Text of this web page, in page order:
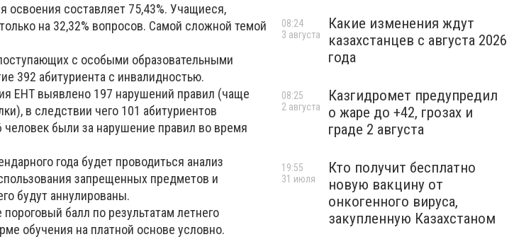
освоения составляет 75,43%. Учащиеся,
на 32,32% вопросов. Самой сложной темой
с особыми образовательными
392 абитуриента с инвалидностью.
ЕНТ выявлено 197 нарушений правил (чаще
в следствии чего 101 абитуриентов
были за нарушение правил во время
года будет проводиться анализ
запрещенных предметов и
будут аннулированы.
балл по результатам летнего
обучения на платной основе условно.
Какие изменения ждут
казахстанцев с августа 2026
года
08:24
3 августа
Казгидромет предупредил
о жаре до +42, грозах и
граде 2 августа
08:25
2 августа
Кто получит бесплатно
новую вакцину от
онкогенного вируса,
закупленную Казахстаном
19:55
31 июля